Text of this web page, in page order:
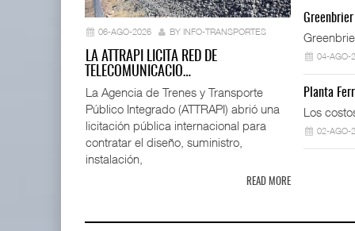
06-AGO-2026 BY INFO-TRANSPORTES
LA ATTRAPI LICITA RED DE
TELECOMUNICACIO…
La Agencia de Trenes y Transporte
Público Integrado (ATTRAPI) abrió una
licitación pública internacional para
contratar el diseño, suministro,
instalación,
READ MORE
04-AGO-
Planta
Los
02-AGO-
TMAZ eleva 77% movimiento de
carga suelta y s ...
05 AGO 2026
IT-
06 AGO